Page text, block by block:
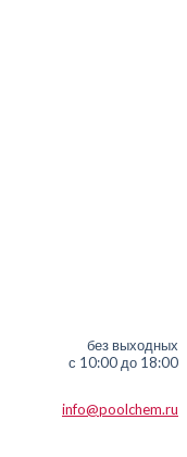
без выходных
с 10:00 до 18:00
info@poolchem.ru